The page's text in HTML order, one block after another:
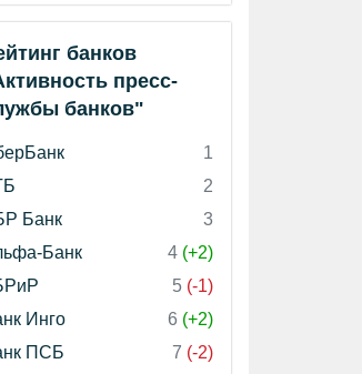
банков
пресс-
банков"
1
2
Банк
3
Банк
4 (+2)
5 (-1)
Инго
6 (+2)
ПСБ
7 (-2)